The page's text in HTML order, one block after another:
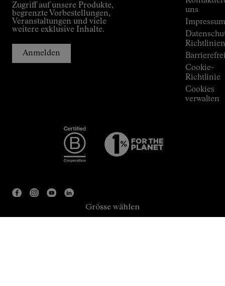
Grösse wählen
Zugriff auf unsere Produkte,
begrenzte Vorbestellungen,
Veranstaltungen und viele
weitere exklusive Inhalte.
Anmelden
uns
Impressum
Richtlinien
Cookie-
Richtlinie
Cookies
verwalten